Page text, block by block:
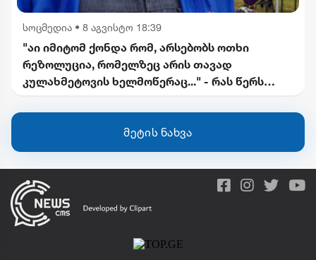
სოცმედია • 8 აგვისტო 18:39
"აი იმიტომ ქონდა რომ, არსებობს ოთხი
რეზოლუცია, რომელზეც არის თავად
კულახმეტოვის ხელმოწერაც..." - რას წერს
მეტის ნახვა